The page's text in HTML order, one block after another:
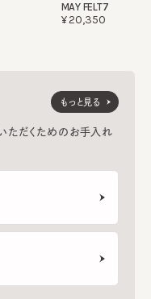
MAY FELT7
¥20,350
ただくためのお手入れ
もっと見る